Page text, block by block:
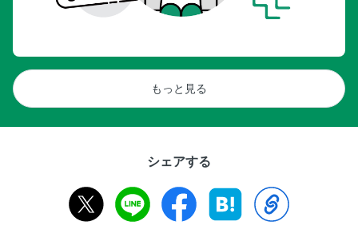
もっと見る
シェアする